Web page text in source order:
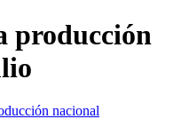
producción
nacional